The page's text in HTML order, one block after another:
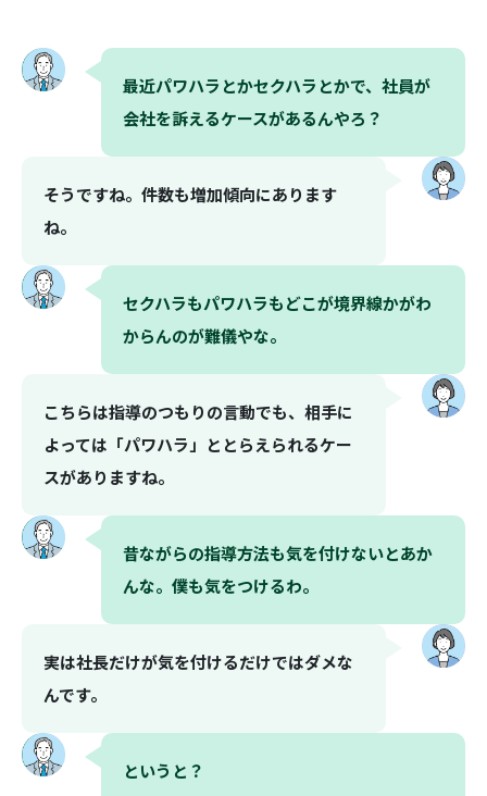
最近パワハラとかセクハラとかで、社員が
会社を訴えるケースがあるんやろ？
そうですね。件数も増加傾向にあります
ね。
セクハラもパワハラもどこが境界線かがわ
からんのが難儀やな。
こちらは指導のつもりの言動でも、相手に
よっては「パワハラ」ととらえられるケー
スがありますね。
昔ながらの指導方法も気を付けないとあか
んな。僕も気をつけるわ。
実は社長だけが気を付けるだけではダメな
んです。
というと？